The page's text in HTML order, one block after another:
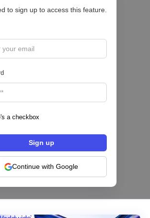
to sign up to access this feature.
a checkbox
Continue with Google
están dividiendo en dos
a la IA | Mambu